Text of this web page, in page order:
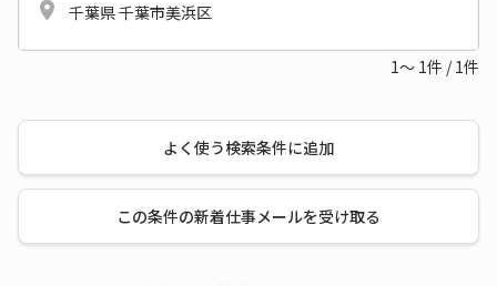
千葉県 千葉市美浜区
1～ 1件 / 1件
よく使う検索条件に追加
この条件の新着仕事メールを受け取る